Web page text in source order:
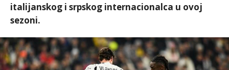
italijanskog i srpskog internacionalca u ovoj
sezoni.